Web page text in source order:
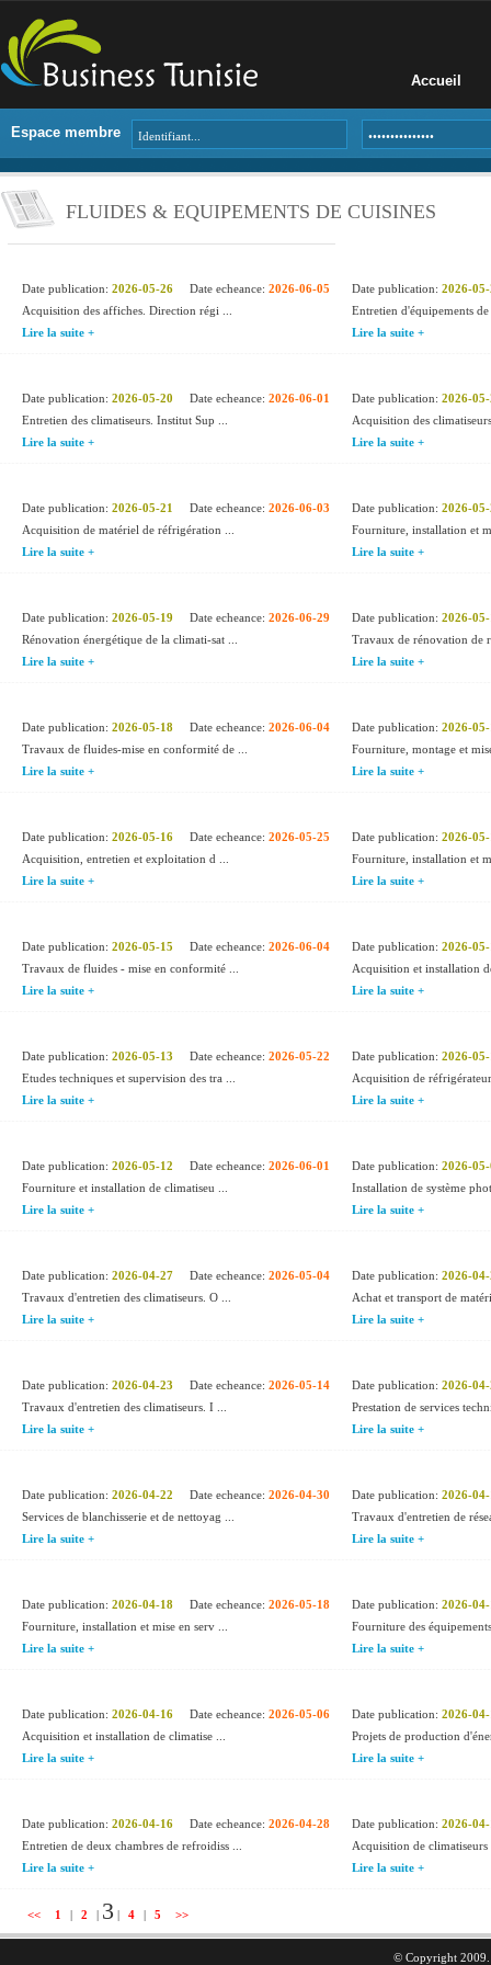
Accueil
Espace membre
FLUIDES & EQUIPEMENTS DE CUISINES
Date publication: 2026-05-26 Date echeance: 2026-06-05
Acquisition des affiches. Direction régi ...
Lire la suite +
Date publication: 2026-
Entretien d'équipements
Lire la suite +
Date publication: 2026-05-20 Date echeance: 2026-06-01
Entretien des climatiseurs. Institut Sup ...
Lire la suite +
Date publication: 2026-
Acquisition des
Lire la suite +
Date publication: 2026-05-21 Date echeance: 2026-06-03
Acquisition de matériel de réfrigération ...
Lire la suite +
Date publication: 2026-
Fourniture, installation et
Lire la suite +
Date publication: 2026-05-19 Date echeance: 2026-06-29
Rénovation énergétique de la climati-sat ...
Lire la suite +
Date publication: 2026-
Travaux de rénovation de
Lire la suite +
Date publication: 2026-05-18 Date echeance: 2026-06-04
Travaux de fluides-mise en conformité de ...
Lire la suite +
Date publication: 2026-
Fourniture, montage et
Lire la suite +
Date publication: 2026-05-16 Date echeance: 2026-05-25
Acquisition, entretien et exploitation d ...
Lire la suite +
Date publication: 2026-
Fourniture, installation et
Lire la suite +
Date publication: 2026-05-15 Date echeance: 2026-06-04
Travaux de fluides - mise en conformité ...
Lire la suite +
Date publication: 2026-
Acquisition et installation
Lire la suite +
Date publication: 2026-05-13 Date echeance: 2026-05-22
Etudes techniques et supervision des tra ...
Lire la suite +
Date publication: 2026-
Acquisition de
Lire la suite +
Date publication: 2026-05-12 Date echeance: 2026-06-01
Fourniture et installation de climatiseu ...
Lire la suite +
Date publication: 2026-
Installation de système
Lire la suite +
Date publication: 2026-04-27 Date echeance: 2026-05-04
Travaux d'entretien des climatiseurs. O ...
Lire la suite +
Date publication: 2026-
Achat et transport de
Lire la suite +
Date publication: 2026-04-23 Date echeance: 2026-05-14
Travaux d'entretien des climatiseurs. I ...
Lire la suite +
Date publication: 2026-
Prestation de services
Lire la suite +
Date publication: 2026-04-22 Date echeance: 2026-04-30
Services de blanchisserie et de nettoyag ...
Lire la suite +
Date publication: 2026-
Travaux d'entretien de
Lire la suite +
Date publication: 2026-04-18 Date echeance: 2026-05-18
Fourniture, installation et mise en serv ...
Lire la suite +
Date publication: 2026-
Fourniture des
Lire la suite +
Date publication: 2026-04-16 Date echeance: 2026-05-06
Acquisition et installation de climatise ...
Lire la suite +
Date publication: 2026-
Projets de production
Lire la suite +
Date publication: 2026-04-16 Date echeance: 2026-04-28
Entretien de deux chambres de refroidiss ...
Lire la suite +
Date publication: 2026-
Acquisition de climatiseurs
Lire la suite +
<< 1 | 2 | 3 | 4 | 5 >>
© Copyright 2009.